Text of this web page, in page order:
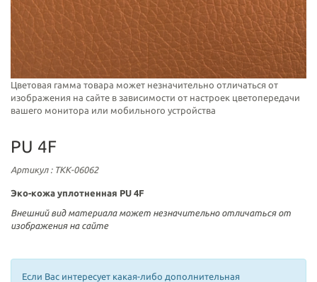
Цветовая гамма товара может незначительно отличаться от
изображения на сайте в зависимости от настроек цветопередачи
вашего монитора или мобильного устройства
PU 4F
Артикул: ТКК-06062
Эко-кожа уплотненная PU 4F
Внешний вид материала может незначительно отличаться от
изображения на сайте
Если Вас интересует какая-либо дополнительная